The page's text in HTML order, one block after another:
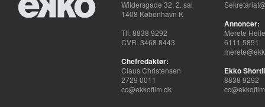
Wildersgade 32, 2. sal
1408 København K
Tlf. 8838 9292
CVR. 3468 8443
Chefredaktør:
Claus Christensen
2729 0011
cc@ekkofilm.dk
Annoncer:
Merete
6111 5851
Ekko
8838 9292